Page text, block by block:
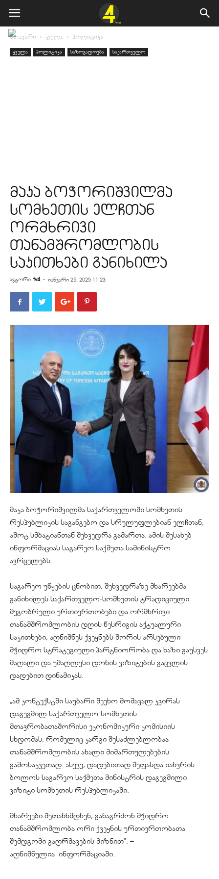
მთავარი ყველა პოლიტიკა
ყველა პოლიტიკა საზოგადოება საქართველო
მაკა ბოჭორიშვილმა
სომხეთის ელჩთან
ორმხრივი
თანამშრომლობის
საკითხები განიხილა
ავტორი tv4 - იანვარი 25, 2025 11:23
მაკა ბოჭორიშვილმა საქართველოში სომხეთის
რესპუბლიკის საგანგებო და სრულუფლებიან ელჩთან,
აშოტ სმბატიანთან შეხვედრა გამართა. ამის შესახებ
ინფორმაციას საგარეო საქმეთა სამინისტრო
ავრცელებს.
საგარეო უწყების ცნობით, შეხვედრაზე მხარეებმა
განიხილეს საქართველო-სომხეთის ტრადიციული
მეგობრული ურთიერთობები და ორმხრივი
თანამშრომლობის დღის წესრიგის აქტუალური
საკითხები; აღნიშნეს ქვეყნებს შორის არსებული
მჭიდრო სტრატეგიული პარტნიორობა და ხაზი გაუსვეს
მაღალი და უმაღლესი დონის ვიზიტების გაცვლის
დადებით დინამიკას.
„ამ კონტექსტში საუბარი შეეხო მომავალ კვირას
დაგეგმილ საქართველო-სომხეთის
მთავრობათაშორისი ეკონომიკური კომისიის
სხდომას, რომელიც კარგი შესაძლებლობაა
თანამშრომლობის ახალი მიმართულებების
გამოსაკვეთად. ასევე, დადებითად შეფასდა იანვრის
ბოლოს საგარეო საქმეთა მინისტრის დაგეგმილი
ვიზიტი სომხეთის რესპუბლიკაში.
მხარეები შეთანხმდნენ, განაგრძონ მჭიდრო
თანამშრომლობა ორი ქვეყნის ურთიერთობათა
შემდგომი გაღრმავების მიზნით“, –
აღნიშნულია ინფორმაციაში.